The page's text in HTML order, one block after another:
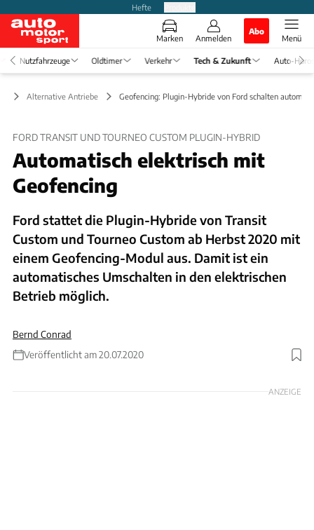
Hefte
Marken Anmelden
Abo
Menü
Nutzfahrzeuge Oldtimer Verkehr Tech & Zukunft Auto-
Alternative Antriebe Geofencing: Plugin-Hybride von Ford schalten
FORD TRANSIT UND TOURNEO CUSTOM PLUGIN-HYBRID
Automatisch elektrisch mit
Geofencing
Ford stattet die Plugin-Hybride von Transit
Custom und Tourneo Custom ab Herbst 2020 mit
einem Geofencing-Modul aus. Damit ist ein
automatisches Umschalten in den elektrischen
Betrieb möglich.
Bernd Conrad
Veröffentlicht am 20.07.2020
Foto: Ford
ANZEIGE